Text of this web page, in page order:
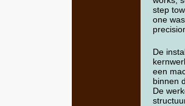
step
one
De
een
binnen
De